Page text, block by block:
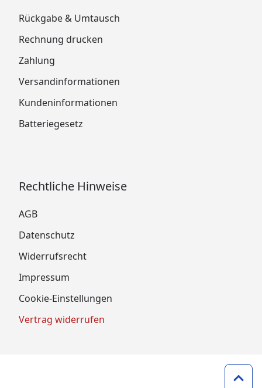
Rückgabe & Umtausch
Rechnung drucken
Zahlung
Versandinformationen
Kundeninformationen
Batteriegesetz
Rechtliche Hinweise
AGB
Datenschutz
Widerrufsrecht
Impressum
Cookie-Einstellungen
Vertrag widerrufen